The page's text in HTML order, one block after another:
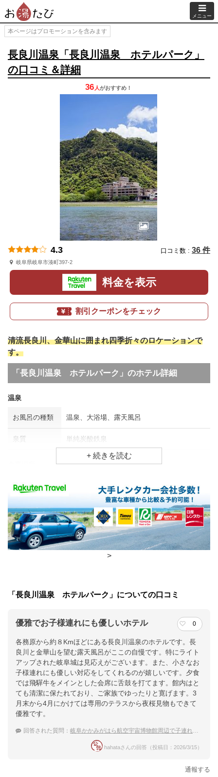
メニュー
本ページはプロモーションを含みます
長良川温泉「長良川温泉 ホテルパーク」
の口コミ＆詳細
36 人がおすすめ！
4.3 口コミ数 : 36 件
岐阜県岐阜市湊町397-2
料金を表示
割引クーポンをチェック
清流長良川、金華山に囲まれ四季折々のロケーションで
す。
「長良川温泉 ホテルパーク」のホテル詳細
温泉
お風呂の種類 温泉、大浴場、露天風呂
泉質 単純炭酸鉄泉
朝食 レストラン
夕食 部屋、レストラン
チェックイン・チェックアウト時間
チェックイン 15:00(最終チェックイン：18:00)
JR岐阜駅または名鉄新岐阜駅より下車 タクシー、バスで１５分
提供：楽天トラベル
楽天トラベルで
ホテル詳細を詳しく見る
>
「長良川温泉 ホテルパーク」についての口コミ
優雅でお子様連れにも優しいホテル 0
各務原から約８Kmほどにある長良川温泉のホテルです。長
良川と金華山を望む露天風呂がここの自慢です。特にライト
アップされた岐阜城は見応えがございます。また、小さなお
子様連れにも優しい対応をしてくれるのが嬉しいです。夕食
では飛驒牛をメインとした会席に舌鼓を打てます。館内はと
ても清潔に保たれており、ご家族でゆったりと寛げます。3
月末から4月にかけては専用のテラスから夜桜見物もできて
優雅です。
回答された質問： 岐阜かかみがはら航空宇宙博物館周辺で子連れにおすすめの温泉宿は？
hahataさんの回答（投稿日：2026/3/15）
通報する